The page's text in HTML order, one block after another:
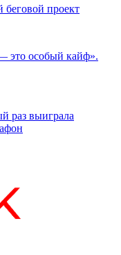
проект
это особый кайф».
раз выиграла